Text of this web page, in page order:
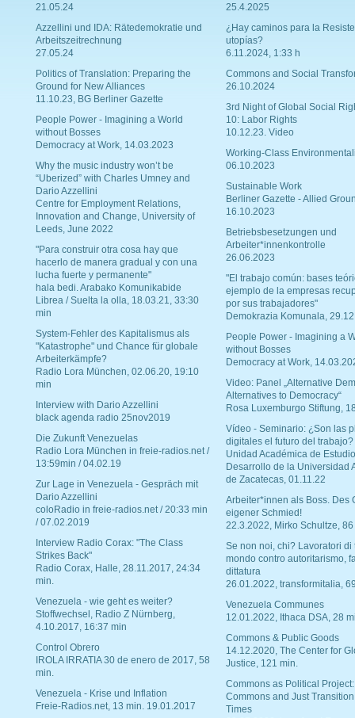
21.05.24
Azzellini und IDA: Rätedemokratie und
Arbeitszeitrechnung
27.05.24
Politics of Translation: Preparing the
Ground for New Alliances
11.10.23, BG Berliner Gazette
People Power - Imagining a World
without Bosses
Democracy at Work, 14.03.2023
Why the music industry won’t be
“Uberized” with Charles Umney and
Dario Azzellini
Centre for Employment Relations,
Innovation and Change, University of
Leeds, June 2022
"Para construir otra cosa hay que
hacerlo de manera gradual y con una
lucha fuerte y permanente"
hala bedi. Arabako Komunikabide
Librea / Suelta la olla, 18.03.21, 33:30
min
System-Fehler des Kapitalismus als
"Katastrophe" und Chance für globale
Arbeiterkämpfe?
Radio Lora München, 02.06.20, 19:10
min
Interview with Dario Azzellini
black agenda radio 25nov2019
Die Zukunft Venezuelas
Radio Lora München in freie-radios.net /
13:59min / 04.02.19
Zur Lage in Venezuela - Gespräch mit
Dario Azzellini
coloRadio in freie-radios.net / 20:33 min
/ 07.02.2019
Interview Radio Corax: "The Class
Strikes Back"
Radio Corax, Halle, 28.11.2017, 24:34
min.
Venezuela - wie geht es weiter?
Stoffwechsel, Radio Z Nürnberg,
4.10.2017, 16:37 min
Control Obrero
IROLA IRRATIA 30 de enero de 2017, 58
min.
Venezuela - Krise und Inflation
Freie-Radios.net, 13 min. 19.01.2017
25.4.2025
¿Hay caminos para la
utopías?
6.11.2024, 1:33 h
Commons and Social
26.10.2024
3rd Night of Global Social
10: Labor Rights
10.12.23. Video
Working-Class
06.10.2023
Sustainable Work
Berliner Gazette - Allied
16.10.2023
Betriebsbesetzungen und
Arbeiter*innenkontrolle
26.06.2023
"El trabajo común: bases
ejemplo de la empresas
por sus trabajadores"
Demokrazia Komunala,
People Power - Imagining a
without Bosses
Democracy at Work,
Video: Panel „Alternative
Alternatives to Democracy“
Rosa Luxemburgo Stiftung,
Vídeo - Seminario: ¿Son las
digitales el futuro del trabajo?
Unidad Académica de
Desarrollo de la Universidad
de Zacatecas, 01.11.22
Arbeiter*innen als Boss. Des
eigener Schmied!
22.3.2022, Mirko Schultze, 86
Se non noi, chi? Lavoratori di
mondo contro autoritarismo,
dittatura
26.01.2022, transformitalia,
Venezuela Communes
12.01.2022, Ithaca DSA, 28
Commons & Public Goods
14.12.2020, The Center for
Justice, 121 min.
Commons as Political Project:
Commons and Just
Times